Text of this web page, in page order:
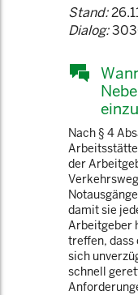
Stand:
Dialog:
Nach § 4
der
damit sie
Arbeitgeber
treffen, dass
sich
schnell